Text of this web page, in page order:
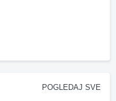
POGLEDAJ SVE